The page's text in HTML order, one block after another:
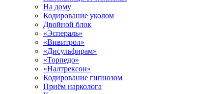
На дому
Кодирование уколом
Двойной блок
«Эспераль»
«Вивитрол»
«Дисульфирам»
«Торпедо»
«Налтрексон»
Кодирование гипнозом
Приём нарколога